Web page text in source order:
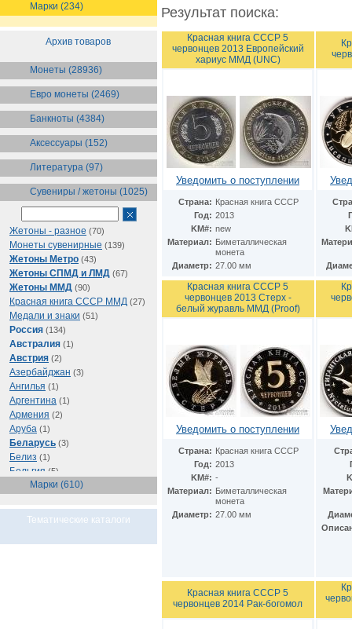
Марки (234)
Архив товаров
Монеты (28936)
Евро монеты (2469)
Банкноты (4384)
Аксессуары (152)
Литература (97)
Сувениры / жетоны (1025)
Жетоны - разное (70)
Монеты сувенирные (139)
Жетоны Метро (43)
Жетоны СПМД и ЛМД (67)
Жетоны ММД (90)
Красная книга СССР ММД (27)
Медали и знаки (51)
Россия (134)
Австралия (1)
Австрия (2)
Азербайджан (3)
Ангилья (1)
Аргентина (1)
Армения (2)
Аруба (1)
Беларусь (3)
Белиз (1)
Бельгия (5)
Бразилия(1)
Ватикан
Венгрия
Марки (610)
Тематические каталоги
Результат поиска:
Красная книга СССР 5
червонцев 2013 Европейский
хариус ММД (UNC)
Уведомить о поступлении
Страна: Красная книга СССР
Год: 2013
KM#: new
Материал: Биметаллическая
монета
Диаметр: 27.00 мм
Красная книга СССР 5
червонцев 2013 Стерх -
белый журавль ММД (Proof)
Уведомить о поступлении
Страна: Красная книга СССР
Год: 2013
KM#: -
Материал: Биметаллическая
монета
Диаметр: 27.00 мм
Красная книга СССР 5
червонцев 2014 Рак-богомол